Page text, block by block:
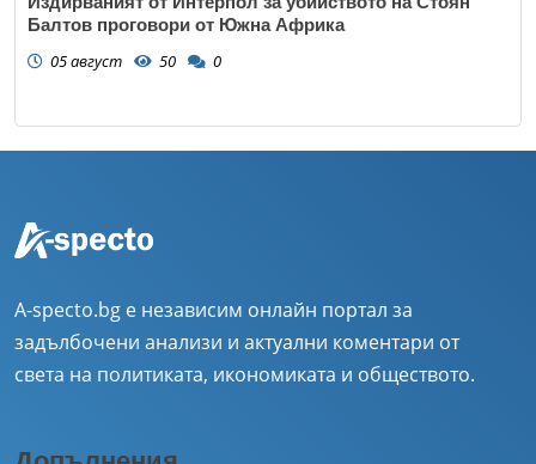
Балтов проговори от Южна Африка
05 август 50 0
A-specto.bg е независим онлайн портал за
задълбочени анализи и актуални коментари от
света на политиката, икономиката и обществото.